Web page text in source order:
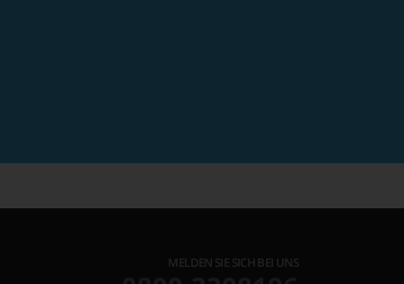
MELDEN SIE SICH BEI UNS